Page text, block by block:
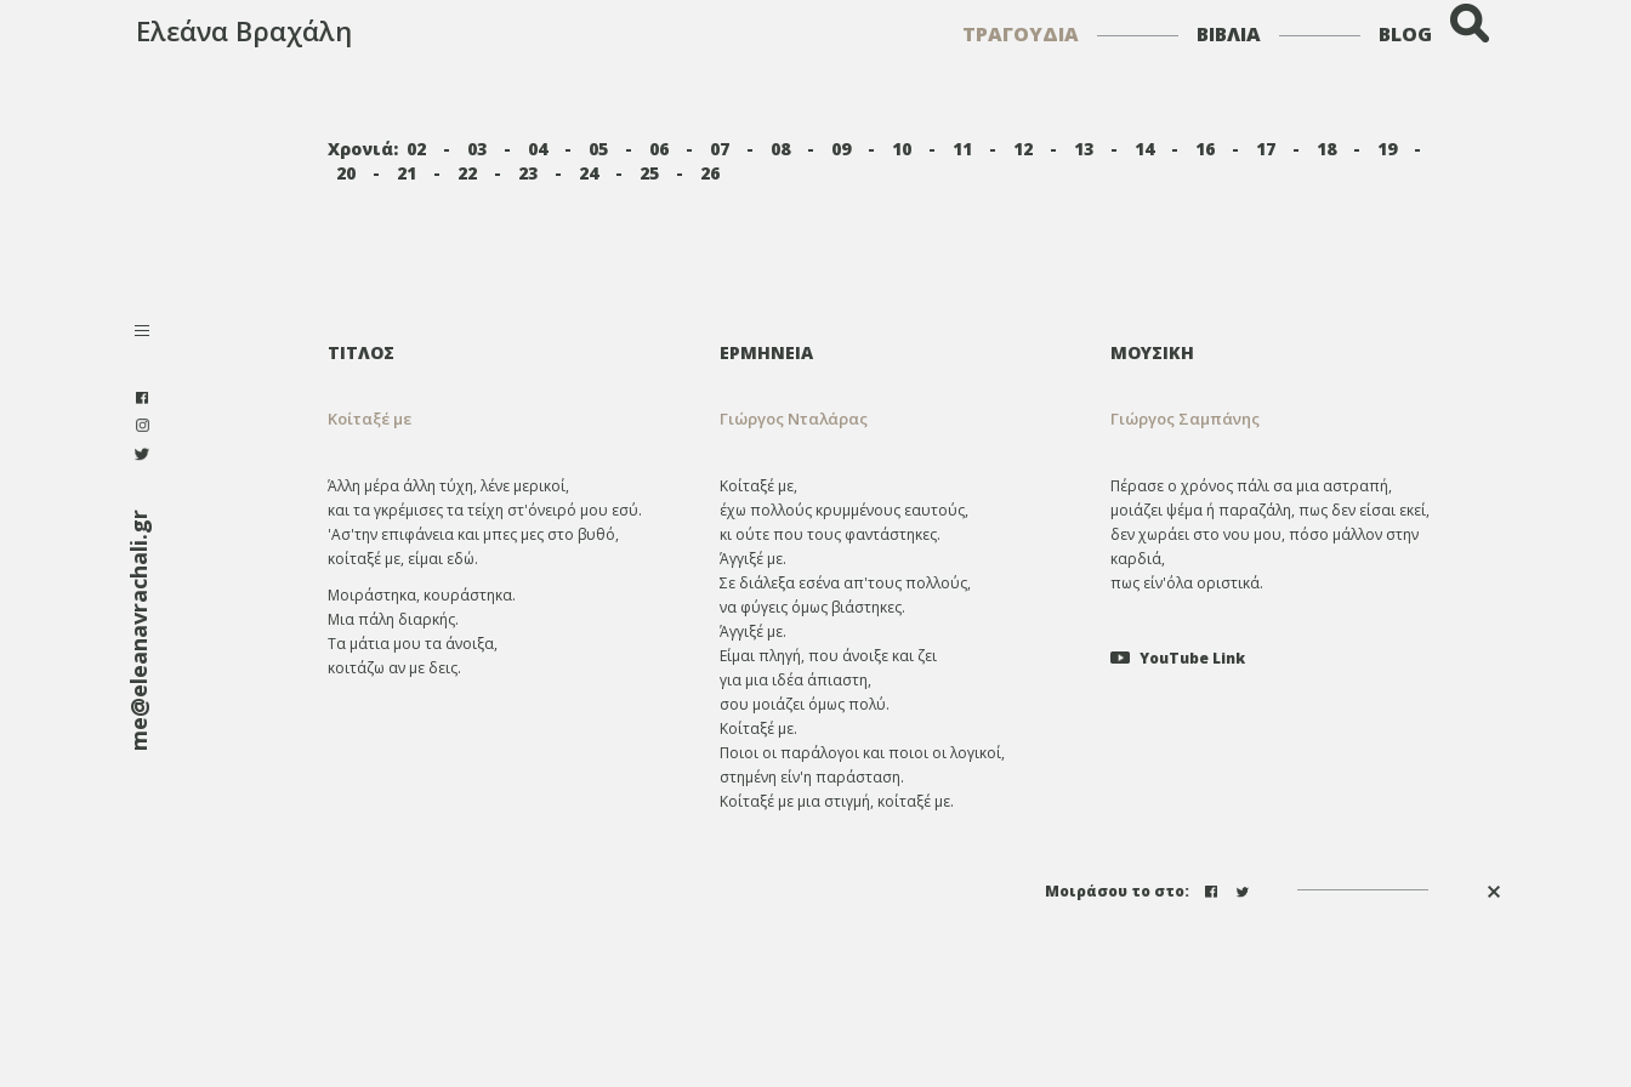
me@eleanavrachali.gr
Ελεάνα Βραχάλη ΤΡΑΓΟΥΔΙΑ ΒΙΒΛΙΑ BLOG
Χρονιά: 02 - 03 - 04 - 05 - 06 - 07 - 08 - 09 - 10 - 11 - 12 - 13 - 14 - 16 - 17 - 18 - 19
-
20
- 21 - 22 - 23 - 24 - 25 - 26
ΤΙΤΛΟΣ ΕΡΜΗΝΕΙΑ ΜΟΥΣΙΚΗ
Κοίταξέ με Γιώργος Νταλάρας Γιώργος Σαμπάνης
Άλλη μέρα άλλη τύχη, λένε μερικοί,
και τα γκρέμισες τα τείχη στ'όνειρό μου εσύ.
'Ασ'την επιφάνεια και μπες μες στο βυθό,
κοίταξέ με, είμαι εδώ.
Μοιράστηκα, κουράστηκα.
Μια πάλη διαρκής.
Τα μάτια μου τα άνοιξα,
κοιτάζω αν με δεις.
Κοίταξέ με,
έχω πολλούς κρυμμένους εαυτούς,
κι ούτε που τους φαντάστηκες.
Άγγιξέ με.
Σε διάλεξα εσένα απ'τους πολλούς,
να φύγεις όμως βιάστηκες.
Άγγιξέ με.
Είμαι πληγή, που άνοιξε και ζει
για μια ιδέα άπιαστη,
σου μοιάζει όμως πολύ.
Κοίταξέ με.
Ποιοι οι παράλογοι και ποιοι οι λογικοί,
στημένη είν'η παράσταση.
Κοίταξέ με μια στιγμή, κοίταξέ με.
Πέρασε ο χρόνος πάλι σα μια αστραπή,
μοιάζει ψέμα ή παραζάλη, πως δεν είσαι εκεί,
δεν χωράει στο νου μου, πόσο μάλλον στην
καρδιά,
πως είν'όλα οριστικά.
YouTube Link
Μοιράσου το στο: